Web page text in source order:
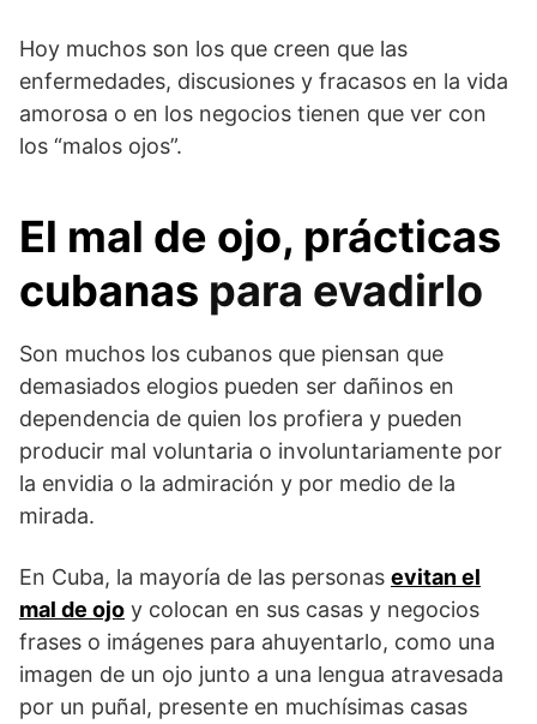
Hoy muchos son los que creen que las
enfermedades, discusiones y fracasos en la vida
amorosa o en los negocios tienen que ver con
los “malos ojos”.
El mal de ojo, prácticas
cubanas para evadirlo
Son muchos los cubanos que piensan que
demasiados elogios pueden ser dañinos en
dependencia de quien los profiera y pueden
producir mal voluntaria o involuntariamente por
la envidia o la admiración y por medio de la
mirada.
En Cuba, la mayoría de las personas evitan el
mal de ojo y colocan en sus casas y negocios
frases o imágenes para ahuyentarlo, como una
imagen de un ojo junto a una lengua atravesada
por un puñal, presente en muchísimas casas